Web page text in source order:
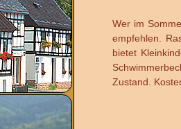
Wer im
empfehlen.
bietet
Zustand.